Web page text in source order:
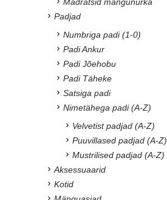
Padjad
Numbriga padi (1-0)
Padi Ankur
Padi Jõehobu
Padi Täheke
Satsiga padi
Nimetähega padi (A-Z)
Velvetist padjad (A-Z)
Puuvillased padjad (A-Z)
Mustrilised padjad (A-Z)
Aksessuaarid
Kotid